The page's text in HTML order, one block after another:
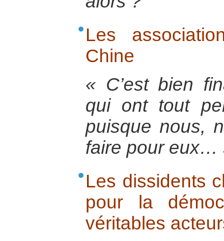
Les
Chine
« C’est bien
qui ont tout
puisque nous,
faire pour eux…
Les dissidents
pour la
véritables